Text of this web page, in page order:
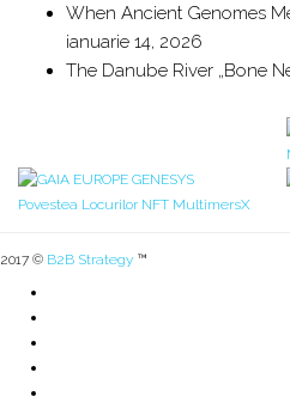
When Ancient Genomes
ianuarie 14, 2026
The Danube River „Bone
2017 © B2B Strategy ™